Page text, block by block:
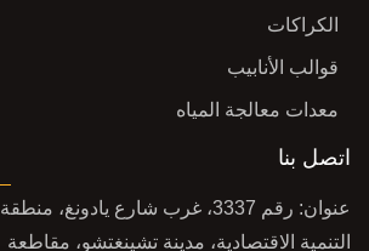
الكراكات
قوالب الأنابيب
معدات معالجة المياه
اتصل بنا
عنوان: رقم 3337، غرب شارع يادونغ، منطقة
التنمية الاقتصادية، مدينة تشينغتشو، مقاطعة